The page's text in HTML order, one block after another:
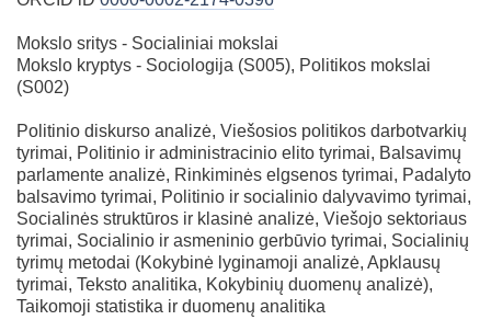
Mokslo sritys - Socialiniai mokslai
Mokslo kryptys - Sociologija (S005), Politikos mokslai
(S002)
Politinio diskurso analizė, Viešosios politikos darbotvarkių
tyrimai, Politinio ir administracinio elito tyrimai, Balsavimų
parlamente analizė, Rinkiminės elgsenos tyrimai, Padalyto
balsavimo tyrimai, Politinio ir socialinio dalyvavimo tyrimai,
Socialinės struktūros ir klasinė analizė, Viešojo sektoriaus
tyrimai, Socialinio ir asmeninio gerbūvio tyrimai, Socialinių
tyrimų metodai (Kokybinė lyginamoji analizė, Apklausų
tyrimai, Teksto analitika, Kokybinių duomenų analizė),
Taikomoji statistika ir duomenų analitika